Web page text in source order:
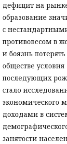
дефицит на
образование
с
противовесом в
и боязнь
обществе
последующих
стало
экономического
доходами в
занятости